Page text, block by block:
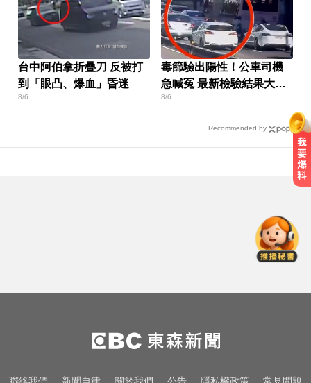
台中阿伯拿折疊刀 反被打
到「眼凸、爆血」昏迷
8/6
毒篩驗出陽性！公車司機
急喊冤 最新檢驗結果大逆
轉
8/6
Recommended by
更順暢
漢光首日共機大舉逼近！偵獲14架
共機、9艘共艦
加拿大2飛機空中相撞！ 1人墜池塘